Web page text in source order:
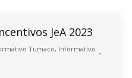
JeA 2023
Tumaco, Informativo